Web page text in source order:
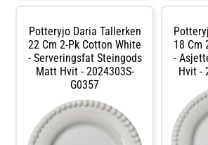
Potteryjo Daria Tallerken
22 Cm 2-Pk Cotton White
- Serveringsfat Steingods
Matt Hvit - 2024303S-
G0357
18 Cm
-
Hvit -